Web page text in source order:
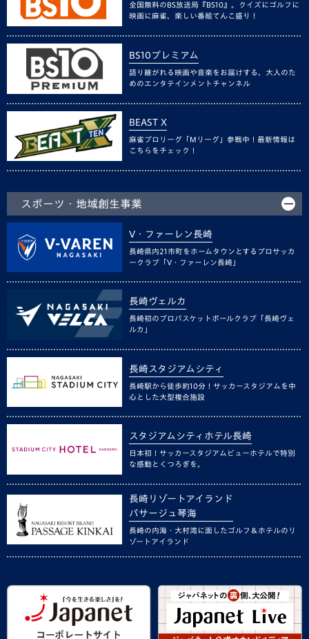
全国無料のBS放送局『BS10』。クイズにゴルフに
映画に麻雀、楽しい番組てんこ盛り！
BS10プレミアム
語り継がれる映画や音楽をお届けする、大人のた
めのエンタテインメントチャンネル
BEAST X
麻雀プロリーグ「Mリーグ」参戦中！最新情報は
こちらをチェック！
スポーツ・地域創生事業
V・ファーレン長崎
長崎県内21市町をホームタウンとするプロサッカ
ークラブ「V・ファーレン長崎」
長崎ヴェルカ
長崎初のプロバスケットボールクラブ「長崎ヴェ
ルカ」
長崎スタジアムシティ
長崎駅から徒歩約10分！サッカースタジアムを中
心とした大型複合施設
スタジアムシティホテル長崎
日本初！サッカースタジアムビューホテルで特別
な感動とくつろぎを。
長崎リゾートアイランド
パサージュ琴海
長崎の内海・大村湾に面したゴルフ＆ホテルのリ
ゾートアイランド